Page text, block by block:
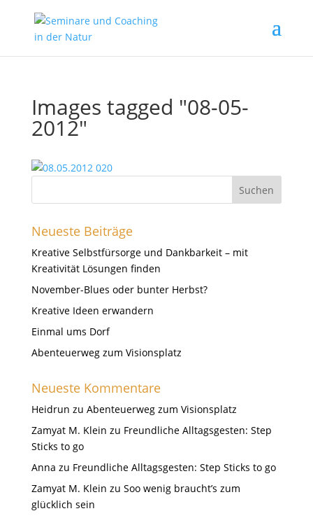
Images tagged "08-05-
2012"
Neueste Beiträge
Kreative Selbstfürsorge und Dankbarkeit – mit
Kreativität Lösungen finden
November-Blues oder bunter Herbst?
Kreative Ideen erwandern
Einmal ums Dorf
Abenteuerweg zum Visionsplatz
Neueste Kommentare
Heidrun zu Abenteuerweg zum Visionsplatz
Zamyat M. Klein zu Freundliche Alltagsgesten: Step
Sticks to go
Anna zu Freundliche Alltagsgesten: Step Sticks to go
Zamyat M. Klein zu Soo wenig braucht’s zum
glücklich sein